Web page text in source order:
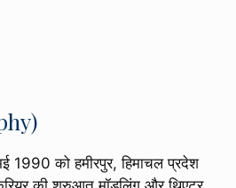
1990 को हमीरपुर, हिमाचल प्रदेश